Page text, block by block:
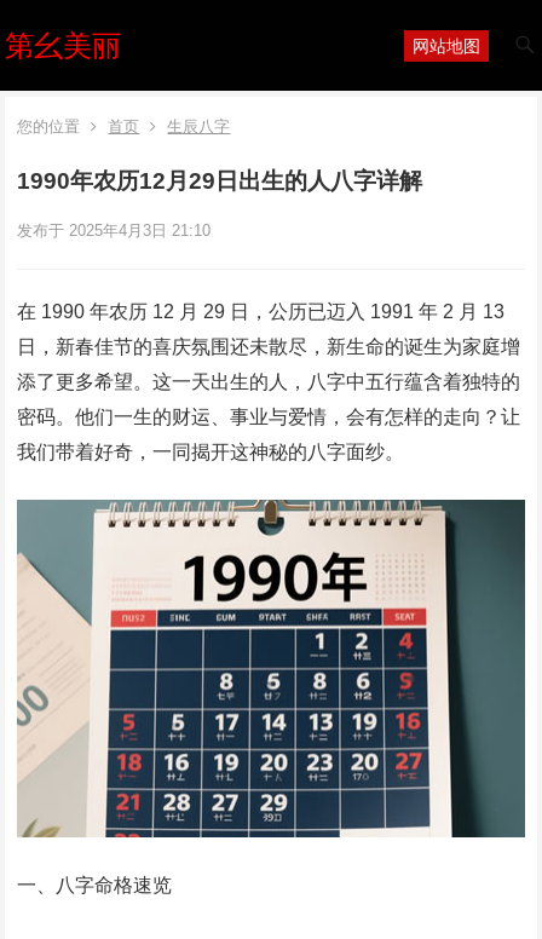
第幺美丽 网站地图
您的位置 首页 生辰八字
1990年农历12月29日出生的人八字详解
发布于 2025年4月3日 21:10
在 1990 年农历 12 月 29 日，公历已迈入 1991 年 2 月 13
日，新春佳节的喜庆氛围还未散尽，新生命的诞生为家庭增
添了更多希望。这一天出生的人，八字中五行蕴含着独特的
密码。他们一生的财运、事业与爱情，会有怎样的走向？让
我们带着好奇，一同揭开这神秘的八字面纱。​
一、八字命格速览​